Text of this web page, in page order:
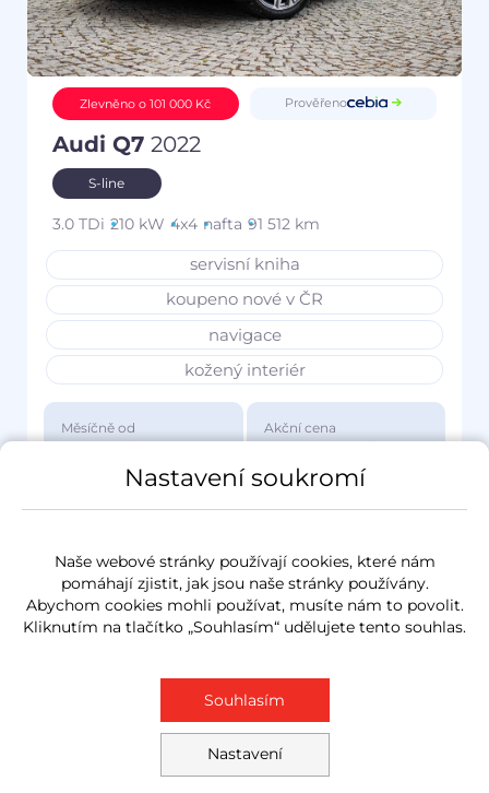
Zlevněno o 101 000 Kč Prověřeno
Audi Q7 2022
S-line
3.0 TDi 210 kW 4x4 nafta 91 512 km
servisní kniha
koupeno nové v ČR
navigace
kožený interiér
Měsíčně od
3 417 Kč
Akční cena
1 149 000 Kč
Nastavení soukromí
Naše webové stránky používají cookies, které nám
pomáhají zjistit, jak jsou naše stránky používány.
Abychom cookies mohli používat, musíte nám to povolit.
Kliknutím na tlačítko „Souhlasím“ udělujete tento souhlas.
Nastavení
Souhlasím